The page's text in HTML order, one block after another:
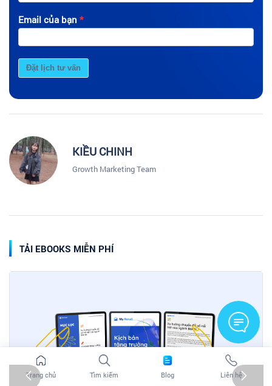
Email của bạn
Đặt lịch tư vấn
KIỀU CHINH
Growth Marketing Team
TẢI EBOOKS MIỄN PHÍ
Trang chủ Tìm kiếm Blog Liên hệ